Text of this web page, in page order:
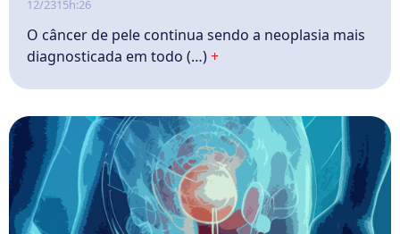
12/2315h:26
O câncer de pele continua sendo a neoplasia mais
diagnosticada em todo (…)+